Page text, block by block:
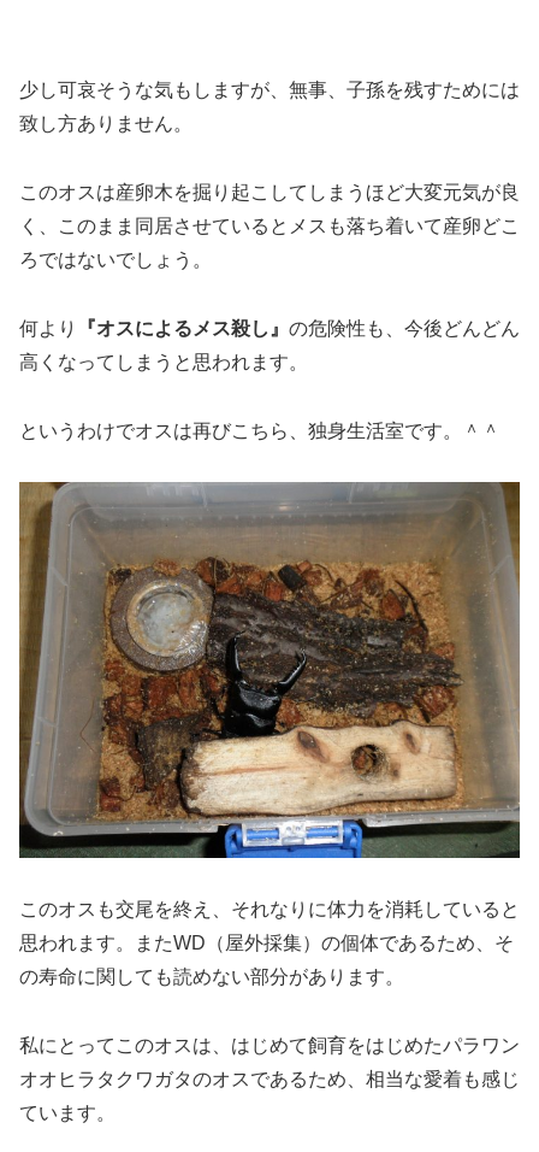
少し可哀そうな気もしますが、無事、子孫を残すためには
致し方ありません。
このオスは産卵木を掘り起こしてしまうほど大変元気が良
く、このまま同居させているとメスも落ち着いて産卵どこ
ろではないでしょう。
何より 『オスによるメス殺し』 の危険性も、今後どんどん
高くなってしまうと思われます。
というわけでオスは再びこちら、独身生活室です。＾＾
このオスも交尾を終え、それなりに体力を消耗していると
思われます。またWD（屋外採集）の個体であるため、そ
の寿命に関しても読めない部分があります。
私にとってこのオスは、はじめて飼育をはじめたパラワン
オオヒラタクワガタのオスであるため、相当な愛着も感じ
ています。